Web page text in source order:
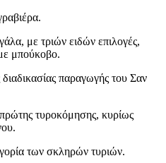
με τριών ειδών επιλογές,
μπούκοβο.
παραγωγής του Σαν
τυροκόμησης, κυρίως
των σκληρών τυριών.